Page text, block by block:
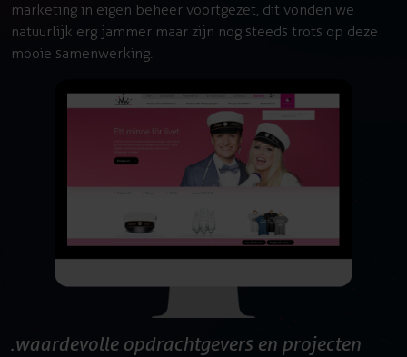
marketing in eigen beheer voortgezet, dit vonden we
natuurlijk erg jammer maar zijn nog steeds trots op deze
mooie samenwerking.
waardevolle opdrachtgevers en projecten